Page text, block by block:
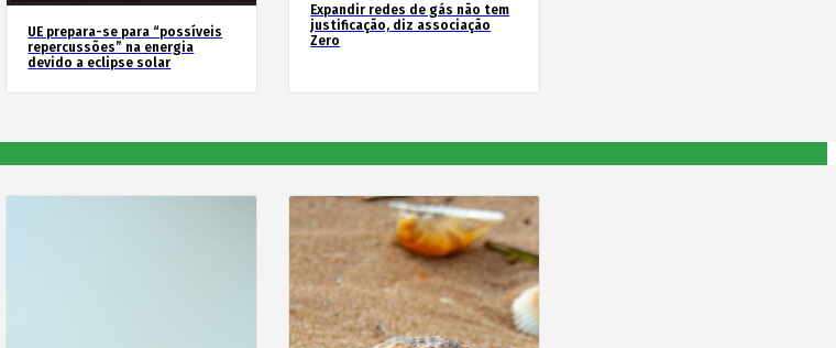
UE prepara-se para “possíveis
repercussões” na energia
devido a eclipse solar
Expandir redes de gás não tem
justificação, diz associação
Zero